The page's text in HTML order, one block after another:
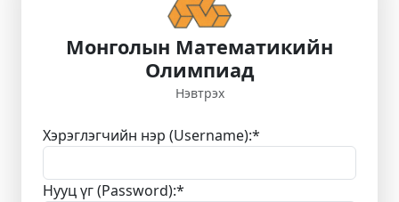
Монголын Математикийн
Олимпиад
Нэвтрэх
Хэрэглэгчийн нэр (Username):*
Нууц үг (Password):*